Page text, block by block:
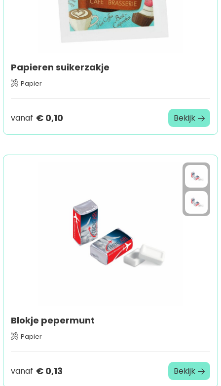
Papieren suikerzakje
Papier
vanaf € 0,10 Bekijk
Blokje pepermunt
Papier
vanaf € 0,13 Bekijk